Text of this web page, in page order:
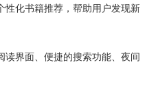
化书籍推荐，帮助用户发现新
界面、便捷的搜索功能、夜间